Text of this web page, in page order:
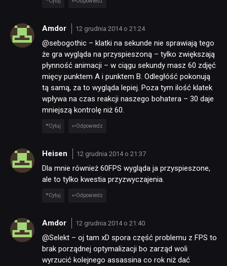
RECENZJE
PUBLICYSTYKA
KULTURA
TECHNOLOGIE
JUŻ GRALIŚMY
Amdor 12 grudnia 2014 o 21:24
@sebogothic – klatki na sekunde nie sprawiają tego
że gra wygląda na przyspieszoną – tylko zwiększają
płynność animacji – w ciągu sekundy masz 60 zdjęć
mięcy punktem A i punktem B. Odległóść pokonują
tą samą, za to wygląda lepiej. Poza tym ilość klatek
wpływa na czas reakcji naszego bohatera – 30 daje
mniejszą kontrolę niż 60.
Cytuj Odpowiedz
Heisen 12 grudnia 2014 o 21:37
Dla mnie również 60FPS wygląda ja przyspieszone,
ale to tylko kwestia przyzwyczajenia.
Cytuj Odpowiedz
Amdor 12 grudnia 2014 o 21:40
@Selekt – oj tam xD spora część problemu z FPS to
brak porządnej optymalizacji bo zarząd woli
wyrzucić kolejnego assassina co rok niż dać